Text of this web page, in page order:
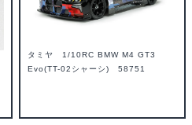
タミヤ 1/10RC BMW M4 GT3
Evo(TT-02シャーシ) 58751